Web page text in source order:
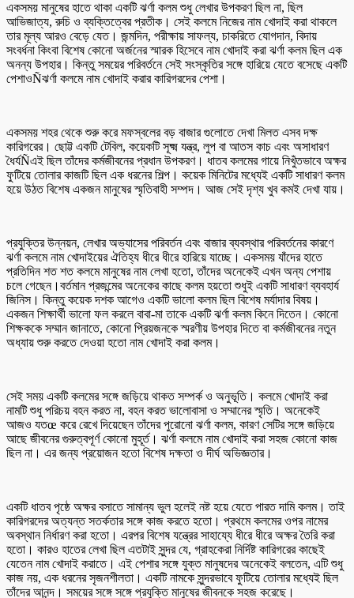
একসময় মানুষের হাতে থাকা একটি ঝর্ণা কলম শুধু লেখার উপকরণ ছিল না, ছিল
আভিজাত্য, রুচি ও ব্যক্তিত্বের প্রতীক। সেই কলমে নিজের নাম খোদাই করা থাকলে
তার মূল্য আরও বেড়ে যেত। জন্মদিন, পরীক্ষায় সাফল্য, চাকরিতে যোগদান, বিদায়
সংবর্ধনা কিংবা বিশেষ কোনো অর্জনের স্মারক হিসেবে নাম খোদাই করা ঝর্ণা কলম ছিল এক
অনন্য উপহার। কিন্তু সময়ের পরিবর্তনে সেই সংস্কৃতির সঙ্গে হারিয়ে যেতে বসেছে একটি
পেশাওÑঝর্ণা কলমে নাম খোদাই করার কারিগরদের পেশা।
একসময় শহর থেকে শুরু করে মফস্বলের বড় বাজার গুলোতে দেখা মিলত এসব দক্ষ
কারিগরের। ছোট্ট একটি টেবিল, কয়েকটি সূক্ষ্ম যন্ত্র, লুপ বা আতস কাচ এবং অসাধারণ
ধৈর্যÑএই ছিল তাঁদের কর্মজীবনের প্রধান উপকরণ। ধাতব কলমের গায়ে নিখুঁতভাবে অক্ষর
ফুটিয়ে তোলার কাজটি ছিল এক ধরনের শিল্প। কয়েক মিনিটের মধ্যেই একটি সাধারণ কলম
হয়ে উঠত বিশেষ একজন মানুষের স্মৃতিবাহী সম্পদ। আজ সেই দৃশ্য খুব কমই দেখা যায়।
প্রযুক্তির উন্নয়ন, লেখার অভ্যাসের পরিবর্তন এবং বাজার ব্যবস্থার পরিবর্তনের কারণে
ঝর্ণা কলমে নাম খোদাইয়ের ঐতিহ্য ধীরে ধীরে হারিয়ে যাচ্ছে। একসময় যাঁদের হাতে
প্রতিদিন শত শত কলমে মানুষের নাম লেখা হতো, তাঁদের অনেকেই এখন অন্য পেশায়
চলে গেছেন।বর্তমান প্রজন্মের অনেকের কাছে কলম হয়তো শুধুই একটি সাধারণ ব্যবহার্য
জিনিস। কিন্তু কয়েক দশক আগেও একটি ভালো কলম ছিল বিশেষ মর্যাদার বিষয়।
একজন শিক্ষার্থী ভালো ফল করলে বাবা-মা তাকে একটি ঝর্ণা কলম কিনে দিতেন। কোনো
শিক্ষককে সম্মান জানাতে, কোনো প্রিয়জনকে স্মরণীয় উপহার দিতে বা কর্মজীবনের নতুন
অধ্যায় শুরু করতে দেওয়া হতো নাম খোদাই করা কলম।
সেই সময় একটি কলমের সঙ্গে জড়িয়ে থাকত সম্পর্ক ও অনুভূতি। কলমে খোদাই করা
নামটি শুধু পরিচয় বহন করত না, বহন করত ভালোবাসা ও সম্মানের স্মৃতি। অনেকেই
আজও যতœ করে রেখে দিয়েছেন তাঁদের পুরোনো ঝর্ণা কলম, কারণ সেটির সঙ্গে জড়িয়ে
আছে জীবনের গুরুত্বপূর্ণ কোনো মুহূর্ত। ঝর্ণা কলমে নাম খোদাই করা সহজ কোনো কাজ
ছিল না। এর জন্য প্রয়োজন হতো বিশেষ দক্ষতা ও দীর্ঘ অভিজ্ঞতার।
একটি ধাতব পৃষ্ঠে অক্ষর বসাতে সামান্য ভুল হলেই নষ্ট হয়ে যেতে পারত দামি কলম। তাই
কারিগরদের অত্যন্ত সতর্কতার সঙ্গে কাজ করতে হতো। প্রথমে কলমের ওপর নামের
অবস্থান নির্ধারণ করা হতো। এরপর বিশেষ যন্ত্রের সাহায্যে ধীরে ধীরে অক্ষর তৈরি করা
হতো। কারও হাতের লেখা ছিল এতটাই সুন্দর যে, গ্রাহকেরা নির্দিষ্ট কারিগরের কাছেই
যেতেন নাম খোদাই করাতে। এই পেশার সঙ্গে যুক্ত মানুষদের অনেকেই বলতেন, এটি শুধু
কাজ নয়, এক ধরনের সৃজনশীলতা। একটি নামকে সুন্দরভাবে ফুটিয়ে তোলার মধ্যেই ছিল
তাঁদের আনন্দ। সময়ের সঙ্গে সঙ্গে প্রযুক্তি মানুষের জীবনকে সহজ করেছে।